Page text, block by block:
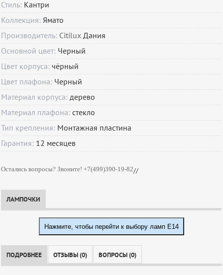
Стиль: Кантри
Коллекция:Ямато
Производитель: Citilux Дания
Основной цвет: Черный
Цвет корпуса:чёрный
Цвет плафона: Черный
Материал корпуса:дерево
Материал плафона:стекло
Тип крепления: Монтажная пластина
Гарантия: 12 месяцев
Остались вопросы? Звоните! +7(499)390-19-82//
ЛАМПОЧКИ
Нажмите, чтобы перейти к выбору ламп E14
ПОДРОБНЕЕ ОТЗЫВЫ (0) ВОПРОСЫ (0)